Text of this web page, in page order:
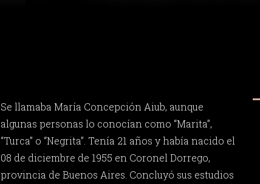
Se llamaba María Concepción Aiub, aunque
algunas personas lo conocían como “Marita”,
“Turca” o “Negrita”. Tenía 21 años y había nacido el
08 de diciembre de 1955 en Coronel Dorrego,
provincia de Buenos Aires. Concluyó sus estudios